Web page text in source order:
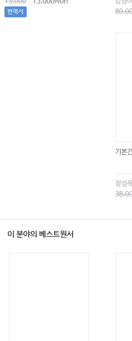
번역서
기본
이 분야의 베스트원서